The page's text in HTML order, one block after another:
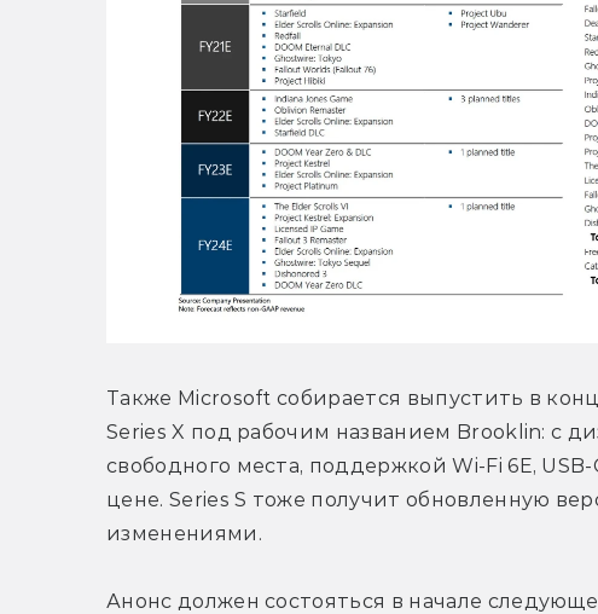
Также Microsoft собирается выпустить в
Series X под рабочим названием Brooklin: с
свободного места, поддержкой Wi-Fi 6E,
цене. Series S тоже получит обновленную
изменениями.
Анонс должен состояться в начале